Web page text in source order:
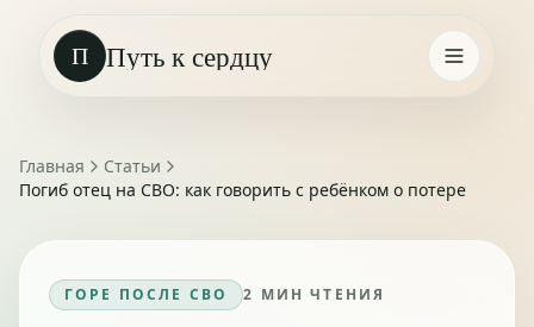
П Путь к сердцу
Главная
Статьи
Погиб отец на СВО: как говорить с ребёнком о потере
ГОРЕ ПОСЛЕ СВО 2 МИН ЧТЕНИЯ